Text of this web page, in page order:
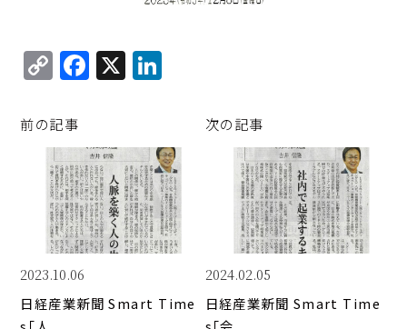
C
o
p
y
Li
n
k
F
a
e
b
o
o
X
e
d
I
n
前の記事
2023.10.06
日経産業新聞 Smart Time
次の記事
2024.02.05
日経産業新聞 Smart Time